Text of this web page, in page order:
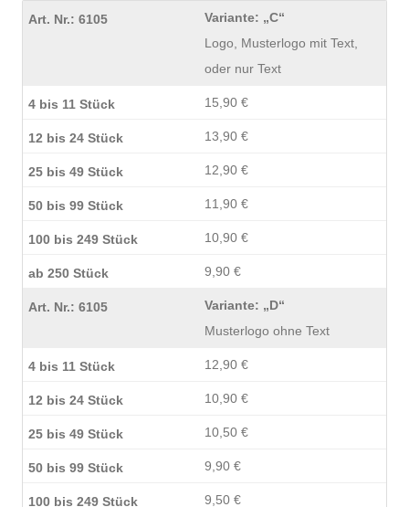
Variante: „C“
Logo, Musterlogo mit Text,
oder nur Text
15,90 €
13,90 €
12,90 €
11,90 €
10,90 €
9,90 €
Variante: „D“
Musterlogo ohne Text
12,90 €
10,90 €
10,50 €
9,90 €
9,50 €